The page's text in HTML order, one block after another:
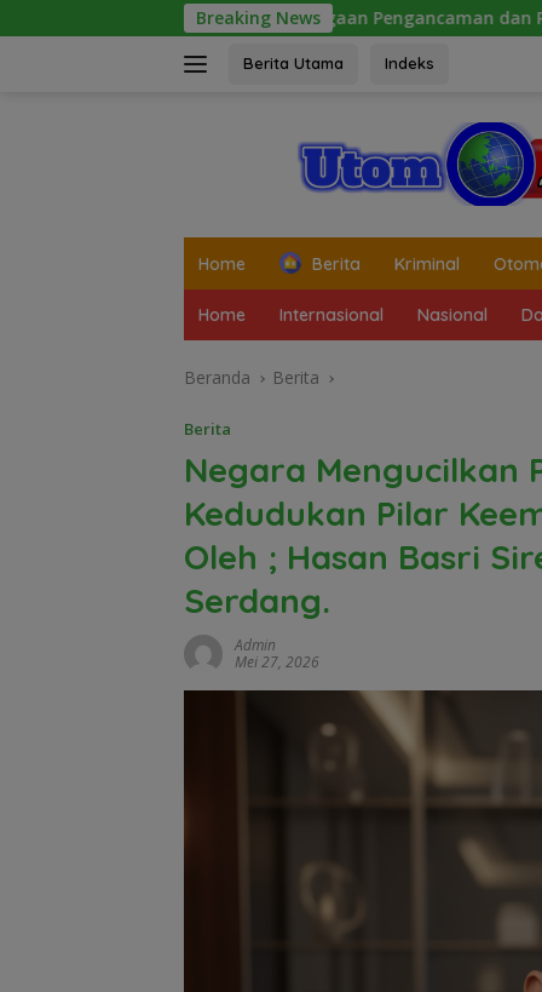
ke
Breaking News
Dugaan Pengancaman dan Pelarangan Liputan
Berita Utama Indeks
Home Berita Kriminal
Home Internasional Nasional
Beranda Berita
Berita
Negara Mengucilkan
Kedudukan Pilar
Oleh ; Hasan Basri
Serdang.
Admin
Mei 27, 2026